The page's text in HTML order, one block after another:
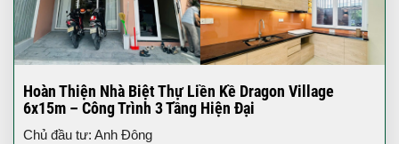
Hoàn Thiện Nhà Biệt Thự Liền Kề Dragon Village
6x15m – Công Trình 3 Tầng Hiện Đại
Chủ đầu tư: Anh Đông